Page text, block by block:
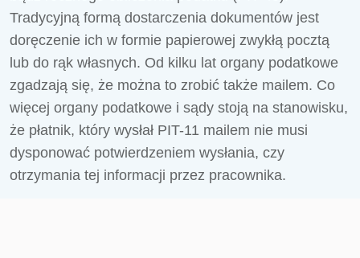
Tradycyjną formą dostarczenia dokumentów jest
doręczenie ich w formie papierowej zwykłą pocztą
lub do rąk własnych. Od kilku lat organy podatkowe
zgadzają się, że można to zrobić także mailem. Co
więcej organy podatkowe i sądy stoją na stanowisku,
że płatnik, który wysłał PIT-11 mailem nie musi
dysponować potwierdzeniem wysłania, czy
otrzymania tej informacji przez pracownika.